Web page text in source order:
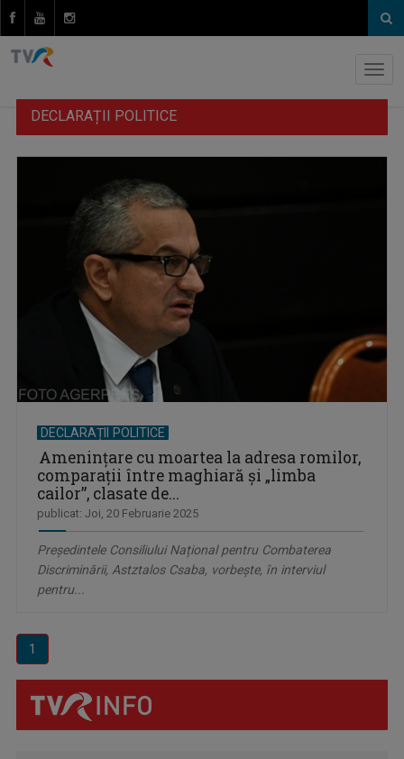
DECLARAȚII POLITICE
DECLARAȚII POLITICE
Amenințare cu moartea la adresa romilor,
comparații între maghiară și „limba
cailor”, clasate de...
publicat: Joi, 20 Februarie 2025
Președintele Consiliului Național pentru Combaterea
Discriminării, Astztalos Csaba, vorbește, în interviul
pentru...
1